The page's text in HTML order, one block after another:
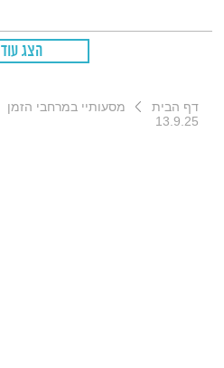
הצג עוד
דף הבית מסעותיי במרחבי הזמן
13.9.25